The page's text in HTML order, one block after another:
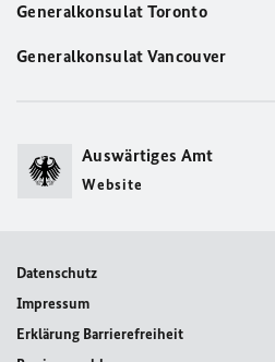
Generalkonsulat Toronto
Generalkonsulat Vancouver
Auswärtiges Amt
Website
Datenschutz
Impressum
Erklärung Barrierefreiheit